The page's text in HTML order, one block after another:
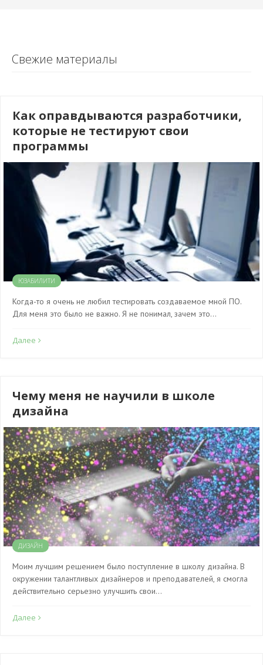
Свежие материалы
Как оправдываются разработчики,
которые не тестируют свои
программы
ЮЗАБИЛИТИ
Когда-то я очень не любил тестировать создаваемое мной ПО.
Для меня это было не важно. Я не понимал, зачем это…
Далее
Чему меня не научили в школе
дизайна
ДИЗАЙН
Моим лучшим решением было поступление в школу дизайна. В
окружении талантливых дизайнеров и преподавателей, я смогла
действительно серьезно улучшить свои…
Далее